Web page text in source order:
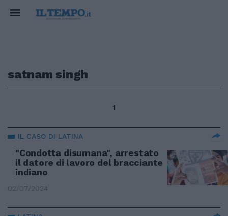
satnam singh
1
IL CASO DI LATINA
"Condotta disumana", arrestato
il datore di lavoro del bracciante
indiano
02/07/2024